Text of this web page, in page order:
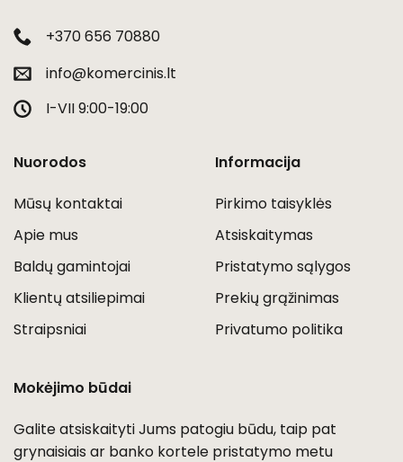
+370 656 70880
info@komercinis.lt
I-VII 9:00-19:00
Nuorodos
Mūsų kontaktai
Apie mus
Baldų gamintojai
Klientų atsiliepimai
Straipsniai
Informacija
Pirkimo taisyklės
Atsiskaitymas
Pristatymo sąlygos
Prekių grąžinimas
Privatumo politika
Mokėjimo būdai
Galite atsiskaityti Jums patogiu būdu, taip pat
grynaisiais ar banko kortele pristatymo metu